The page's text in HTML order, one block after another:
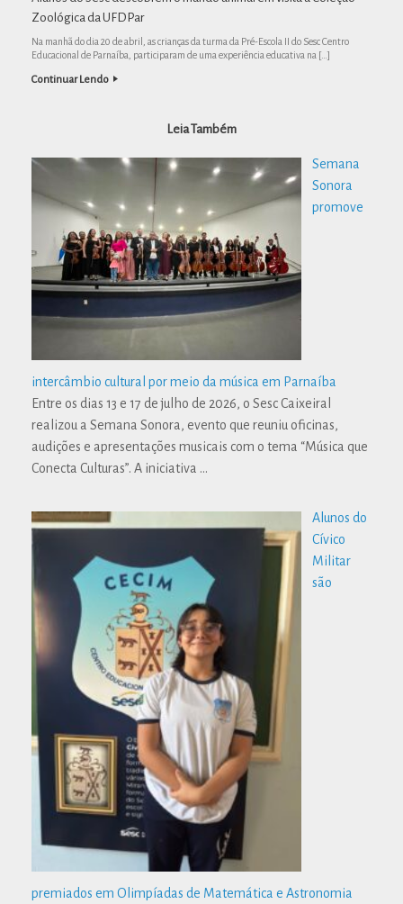
Zoológica da UFDPar
Na manhã do dia 20 de abril, as crianças da turma da Pré-Escola II do Sesc Centro
Educacional de Parnaíba, participaram de uma experiência educativa na […]
Continuar Lendo
Leia Também
Semana
Sonora
promove
intercâmbio cultural por meio da música em Parnaíba
Entre os dias 13 e 17 de julho de 2026, o Sesc Caixeiral
realizou a Semana Sonora, evento que reuniu oficinas,
audições e apresentações musicais com o tema “Música que
Conecta Culturas”. A iniciativa …
Alunos do
Cívico
Militar
são
premiados em Olimpíadas de Matemática e Astronomia